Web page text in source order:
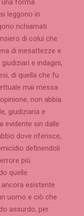
leggono in
richiamati
di colui che
di inesattezze e
e indagini,
di quella che fu
mai messa
non abbia
giudiziaria e
evidente sin dalle
dove riferisce,
definendoli
più
quelle
esistente
uomo e ciò che
assurdo, per